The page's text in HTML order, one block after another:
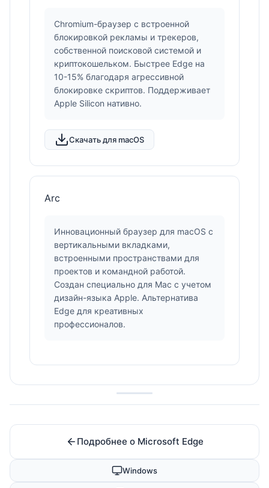
Chromium-браузер с встроенной
блокировкой рекламы и трекеров,
собственной поисковой системой и
криптокошельком. Быстрее Edge на
10-15% благодаря агрессивной
блокировке скриптов. Поддерживает
Apple Silicon нативно.
Скачать для macOS
Arc
Инновационный браузер для macOS с
вертикальными вкладками,
встроенными пространствами для
проектов и командной работой.
Создан специально для Mac с учетом
дизайн-языка Apple. Альтернатива
Edge для креативных
профессионалов.
Подробнее о Microsoft Edge
Windows